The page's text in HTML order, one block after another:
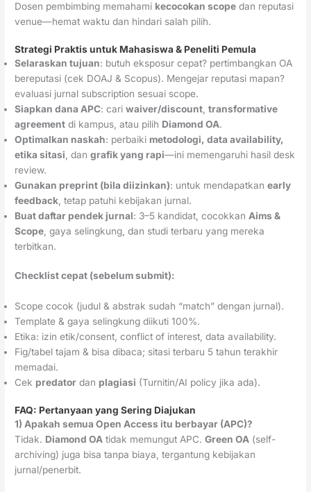
Dosen pembimbing memahami kecocokan scope dan reputasi
venue—hemat waktu dan hindari salah pilih.
Strategi Praktis untuk Mahasiswa & Peneliti Pemula
Selaraskan tujuan: butuh eksposur cepat? pertimbangkan OA
bereputasi (cek DOAJ & Scopus). Mengejar reputasi mapan?
evaluasi jurnal subscription sesuai scope.
Siapkan dana APC: cariwaiver/discount ,transformative
agreement di kampus, atau pilih Diamond OA.
Optimalkan naskah: perbaiki metodologi, data availability,
etika sitasi , dangrafik yang rapi—ini memengaruhi hasil desk
review.
Gunakan preprint (bila diizinkan): untuk mendapatkanearly
feedback , tetap patuhi kebijakan jurnal.
Buat daftar pendek jurnal: 3–5 kandidat, cocokkan Aims &
Scope , gaya selingkung, dan studi terbaru yang mereka
terbitkan.
Checklist cepat (sebelum submit):
Scope cocok (judul & abstrak sudah “match” dengan jurnal).
Template & gaya selingkung diikuti 100%.
Etika: izin etik/consent, conflict of interest, data availability.
Fig/tabel tajam & bisa dibaca; sitasi terbaru 5 tahun terakhir
memadai.
Cek predator dan plagiasi (Turnitin/AI policy jika ada).
FAQ: Pertanyaan yang Sering Diajukan
1) Apakah semua Open Access itu berbayar (APC)?
Tidak. Diamond OA tidak memungut APC.Green OA (self-
archiving) juga bisa tanpa biaya, tergantung kebijakan
jurnal/penerbit.